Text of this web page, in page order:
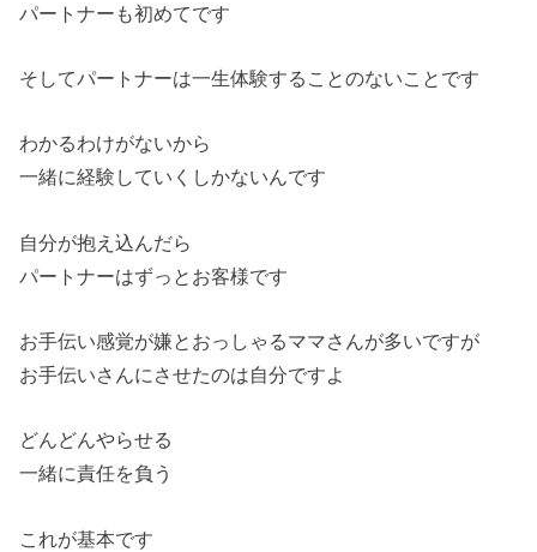
パートナーも初めてです
そしてパートナーは一生体験することのないことです
わかるわけがないから
一緒に経験していくしかないんです
自分が抱え込んだら
パートナーはずっとお客様です
お手伝い感覚が嫌とおっしゃるママさんが多いですが
お手伝いさんにさせたのは自分ですよ
どんどんやらせる
一緒に責任を負う
これが基本です